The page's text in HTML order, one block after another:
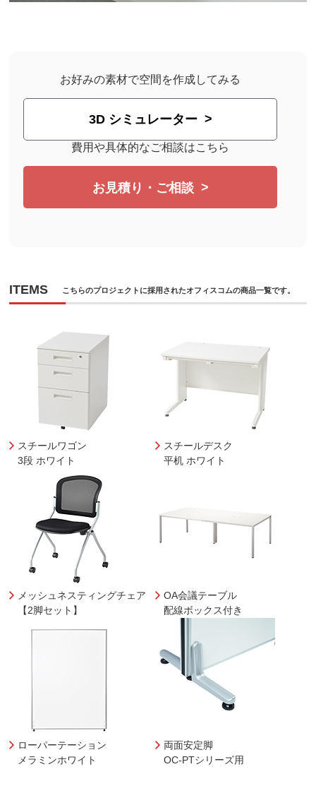
お好みの素材で空間を作成してみる
3D シミュレーター
費用や具体的なご相談はこちら
お見積り・ご相談
ITEMS こちらのプロジェクトに採用されたオフィスコムの商品一覧です。
スチールワゴン
3段 ホワイト
スチールデスク
平机 ホワイト
メッシュネスティングチェア
【2脚セット】
OA会議テーブル
配線ボックス付き
ローパーテーション
メラミンホワイト
両面安定脚
OC-PTシリーズ用